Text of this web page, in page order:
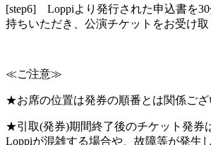
[step6] Loppiより発行された申込書を
持ちいただき、公演チケットをお受け取
≪ご注意≫
★お席の位置は発券の順番とは関係ござ
★引取(発券)期間終了後のチケット発券
Loppiが混雑する場合や、故障等が発生